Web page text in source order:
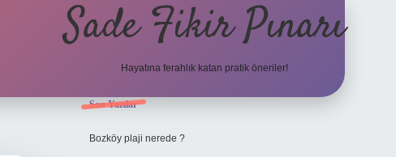
Sade Fikir Pınarı
Hayatına ferahlık katan pratik öneriler!
Sidebar
Son Yazılar
Bozköy plaji nerede ?